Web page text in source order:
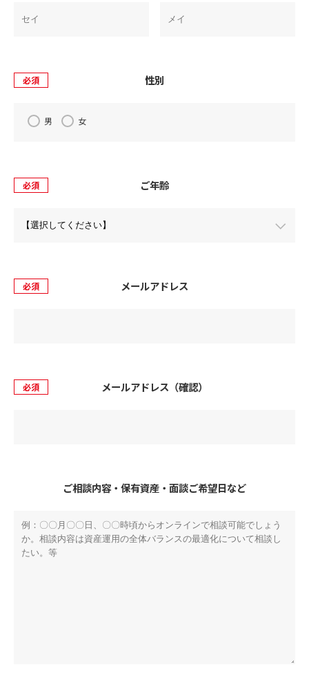
必須 性別
男 女
必須 ご年齢
必須 メールアドレス
必須 メールアドレス（確認）
ご相談内容・保有資産・面談ご希望日など